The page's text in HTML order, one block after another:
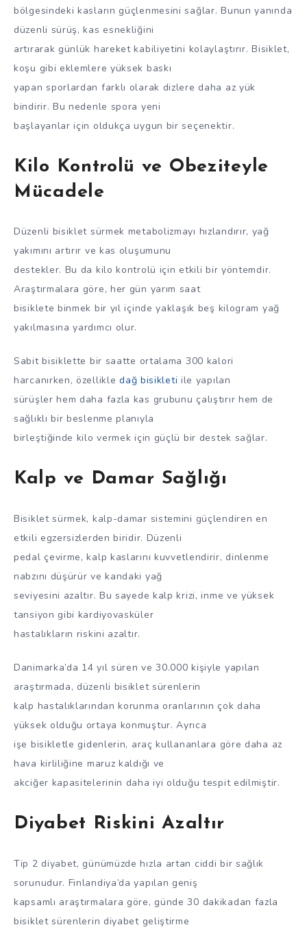
bölgesindeki kasların güçlenmesini sağlar. Bunun yanında
düzenli sürüş, kas esnekliğini
artırarak günlük hareket kabiliyetini kolaylaştırır. Bisiklet,
koşu gibi eklemlere yüksek baskı
yapan sporlardan farklı olarak dizlere daha az yük
bindirir. Bu nedenle spora yeni
başlayanlar için oldukça uygun bir seçenektir.
Kilo Kontrolü ve Obeziteyle
Mücadele
Düzenli bisiklet sürmek metabolizmayı hızlandırır, yağ
yakımını artırır ve kas oluşumunu
destekler. Bu da kilo kontrolü için etkili bir yöntemdir.
Araştırmalara göre, her gün yarım saat
bisiklete binmek bir yıl içinde yaklaşık beş kilogram yağ
yakılmasına yardımcı olur.
Sabit bisiklette bir saatte ortalama 300 kalori
harcanırken, özellikledağ bisikleti ile yapılan
sürüşler hem daha fazla kas grubunu çalıştırır hem de
sağlıklı bir beslenme planıyla
birleştiğinde kilo vermek için güçlü bir destek sağlar.
Kalp ve Damar Sağlığı
Bisiklet sürmek, kalp-damar sistemini güçlendiren en
etkili egzersizlerden biridir. Düzenli
pedal çevirme, kalp kaslarını kuvvetlendirir, dinlenme
nabzını düşürür ve kandaki yağ
seviyesini azaltır. Bu sayede kalp krizi, inme ve yüksek
tansiyon gibi kardiyovasküler
hastalıkların riskini azaltır.
Danimarka’da 14 yıl süren ve 30.000 kişiyle yapılan
araştırmada, düzenli bisiklet sürenlerin
kalp hastalıklarından korunma oranlarının çok daha
yüksek olduğu ortaya konmuştur. Ayrıca
işe bisikletle gidenlerin, araç kullananlara göre daha az
hava kirliliğine maruz kaldığı ve
akciğer kapasitelerinin daha iyi olduğu tespit edilmiştir.
Diyabet Riskini Azaltır
Tip 2 diyabet, günümüzde hızla artan ciddi bir sağlık
sorunudur. Finlandiya’da yapılan geniş
kapsamlı araştırmalara göre, günde 30 dakikadan fazla
bisiklet sürenlerin diyabet geliştirme